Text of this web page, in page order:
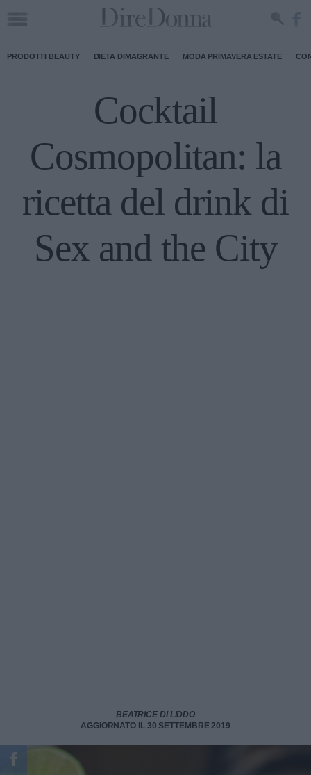
PRODOTTI BEAUTY DIETA DIMAGRANTE MODA PRIMAVERA ESTATE
Cocktail
Cosmopolitan: la
ricetta del drink di
Sex and the City
BEATRICE DI LIDDO
AGGIORNATO IL 30 SETTEMBRE 2019